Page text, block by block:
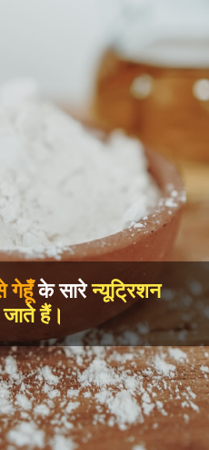
गेहूँके सारेन्यूट्रिशन
जाते हैं।